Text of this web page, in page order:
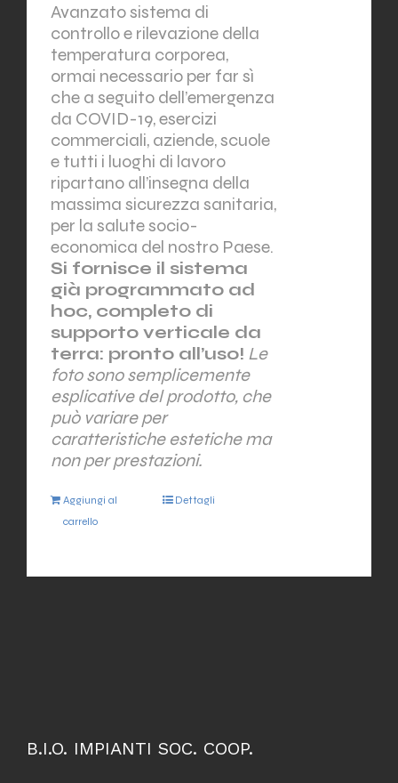
Avanzato sistema di
controllo e rilevazione della
temperatura corporea,
ormai necessario per far sì
che a seguito dell’emergenza
da COVID-19, esercizi
commerciali, aziende, scuole
e tutti i luoghi di lavoro
ripartano all’insegna della
massima sicurezza sanitaria,
per la salute socio-
economica del nostro Paese.
Si fornisce il sistema
già programmato ad
hoc, completo di
supporto verticale da
terra: pronto all’uso! Le
foto sono semplicemente
esplicative del prodotto, che
può variare per
caratteristiche estetiche ma
non per prestazioni.
Aggiungi al
carrello
Dettagli
B.I.O. IMPIANTI SOC. COOP.